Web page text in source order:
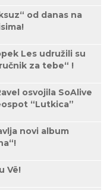
od danas na
Les udružili su
za tebe“ !
osvojila SoAlive
“Lutkica”
novi album
Vë!